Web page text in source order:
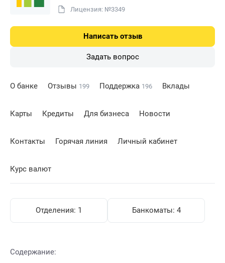
Лицензия: №3349
Написать отзыв
Задать вопрос
О банке Отзывы 199 Поддержка 196 Вклады
Карты Кредиты Для бизнеса Новости
Контакты Горячая линия Личный кабинет
Курс валют
Отделения: 1 Банкоматы: 4
Содержание: